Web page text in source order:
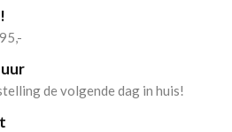
de volgende dag in huis!